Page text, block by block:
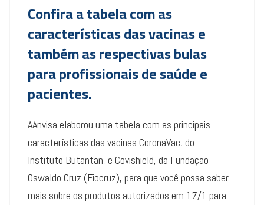
Confira a tabela com as
características das vacinas e
também as respectivas bulas
para profissionais de saúde e
pacientes.
AAnvisa elaborou uma tabela com as principais
características das vacinas CoronaVac, do
Instituto Butantan, e Covishield, da Fundação
Oswaldo Cruz (Fiocruz), para que você possa saber
mais sobre os produtos autorizados em 17/1 para